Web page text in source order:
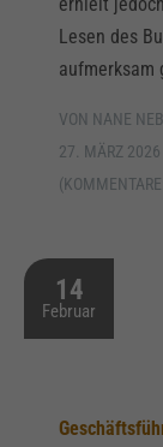
Lesen des
aufmerksam
VON NANE
27. MÄRZ 2026
14
Februar